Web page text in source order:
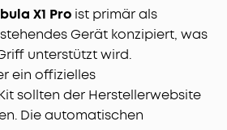
X1 Pro ist primär als
Gerät konzipiert, was
unterstützt wird.
ein offizielles
sollten der Herstellerwebsite
Die automatischen